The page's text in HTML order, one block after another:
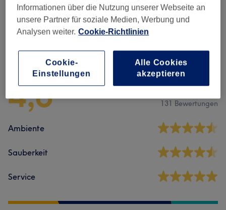
Massagen (6) ab 20 €
Salonbewertungen
4,6 131 Bewertungen
Ambiente
Sauberkeit
Service
Informationen über die Nutzung unserer Webseite an
unsere Partner für soziale Medien, Werbung und
Analysen weiter. Cookie-Richtlinien
Cookie-
Einstellungen
Alle Cookies
akzeptieren